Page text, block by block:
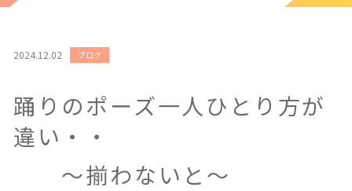
2024.12.02 ブログ
踊りのポーズ一人ひとり方が
違い・・
〜揃わないと〜